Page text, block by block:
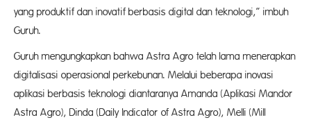
yang produktif dan inovatif berbasis digital dan teknologi,” imbuh
Guruh.
Guruh mengungkapkan bahwa Astra Agro telah lama menerapkan
digitalisasi operasional perkebunan. Melalui beberapa inovasi
aplikasi berbasis teknologi diantaranya Amanda (Aplikasi Mandor
Astra Agro), Dinda (Daily Indicator of Astra Agro), Melli (Mill